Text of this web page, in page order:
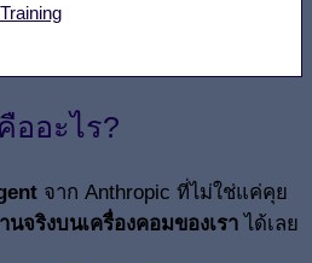
ออะไร?
จาก Anthropic ที่ไม่ใช่แค่คุย
นจริงบนเครื่องคอมของเรา ได้เลย